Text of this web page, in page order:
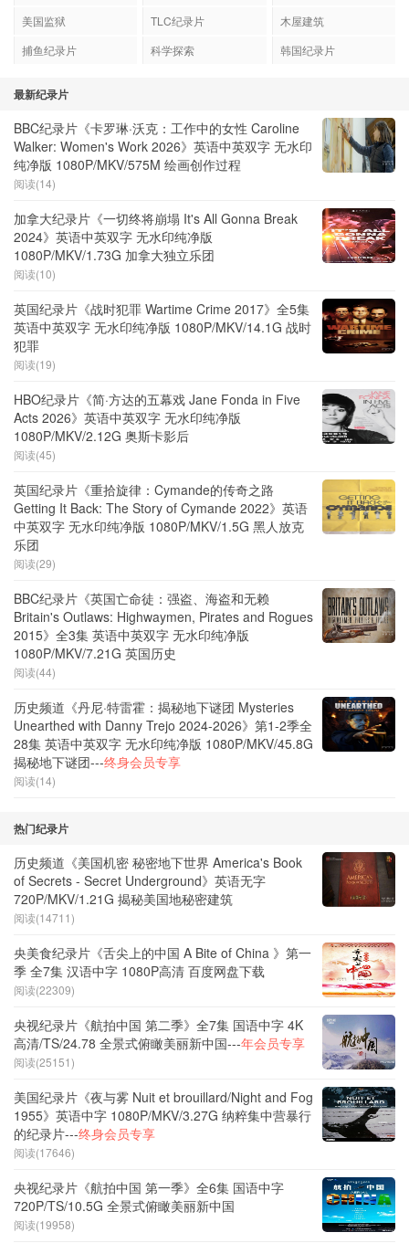
美国监狱
TLC纪录片
木屋建筑
捕鱼纪录片
科学探索 韩国纪录片
最新纪录片
BBC纪录片《卡罗琳·沃克：工作中的女性 Caroline
Walker: Women's Work 2026》英语中英双字 无水印
纯净版 1080P/MKV/575M 绘画创作过程
阅读(14)
加拿大纪录片《一切终将崩塌 It's All Gonna Break
2024》英语中英双字 无水印纯净版
1080P/MKV/1.73G 加拿大独立乐团
阅读(10)
英国纪录片《战时犯罪 Wartime Crime 2017》全5集
英语中英双字 无水印纯净版 1080P/MKV/14.1G 战时
犯罪
阅读(19)
HBO纪录片《简·方达的五幕戏 Jane Fonda in Five
Acts 2026》英语中英双字 无水印纯净版
1080P/MKV/2.12G 奥斯卡影后
阅读(45)
英国纪录片《重拾旋律：Cymande的传奇之路
Getting It Back: The Story of Cymande 2022》英语
中英双字 无水印纯净版 1080P/MKV/1.5G 黑人放克
乐团
阅读(29)
BBC纪录片《英国亡命徒：强盗、海盗和无赖
Britain's Outlaws: Highwaymen, Pirates and Rogues
2015》全3集 英语中英双字 无水印纯净版
1080P/MKV/7.21G 英国历史
阅读(44)
历史频道《丹尼·特雷霍：揭秘地下谜团 Mysteries
Unearthed with Danny Trejo 2024-2026》第1-2季全
28集 英语中英双字 无水印纯净版 1080P/MKV/45.8G
揭秘地下谜团---终身会员专享
阅读(14)
热门纪录片
历史频道《美国机密 秘密地下世界 America's Book
of Secrets - Secret Underground》英语无字
720P/MKV/1.21G 揭秘美国地秘密建筑
阅读(14711)
央美食纪录片《舌尖上的中国 A Bite of China 》第一
季 全7集 汉语中字 1080P高清 百度网盘下载
阅读(22309)
央视纪录片《航拍中国 第二季》全7集 国语中字 4K
高清/TS/24.78 全景式俯瞰美丽新中国---年会员专享
阅读(25151)
美国纪录片《夜与雾 Nuit et brouillard/Night and Fog
1955》英语中字 1080P/MKV/3.27G 纳粹集中营暴行
的纪录片---终身会员专享
阅读(17646)
央视纪录片《航拍中国 第一季》全6集 国语中字
720P/TS/10.5G 全景式俯瞰美丽新中国
阅读(19958)